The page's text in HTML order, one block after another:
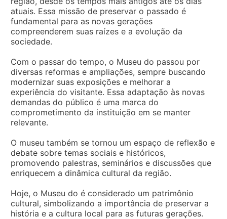
atuais. Essa missão de preservar o passado é
fundamental para as novas gerações
compreenderem suas raízes e a evolução da
sociedade.
Com o passar do tempo, o Museu do passou por
diversas reformas e ampliações, sempre buscando
modernizar suas exposições e melhorar a
experiência do visitante. Essa adaptação às novas
demandas do público é uma marca do
comprometimento da instituição em se manter
relevante.
O museu também se tornou um espaço de reflexão e
debate sobre temas sociais e históricos,
promovendo palestras, seminários e discussões que
enriquecem a dinâmica cultural da região.
Hoje, o Museu do é considerado um patrimônio
cultural, simbolizando a importância de preservar a
história e a cultura local para as futuras gerações.